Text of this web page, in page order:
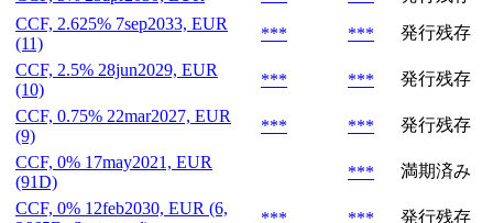
CCF, 2.625% 7sep2033, EUR
(11)
*** ***
発行残存
CCF, 2.5% 28jun2029, EUR
(10)
*** ***
発行残存
CCF, 0.75% 22mar2027, EUR
(9)
*** ***
発行残存
CCF, 0% 17may2021, EUR
(91D)
***
満期済み
CCF, 0% 12feb2030, EUR (6,
*** *** 発行残存